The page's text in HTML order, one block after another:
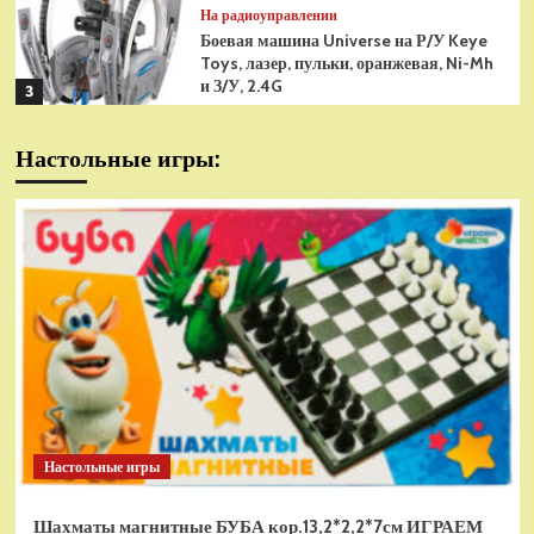
3
На радиоуправлении
Боевая машина Universe на Р/У Keye
Toys, лазер, пульки, оранжевая, Ni-Mh
и З/У, 2.4G
Радиоуправляемая модель
(HN1586)
На радиоуправлении
Р/У танк Taigen 1/16
Panzerkampfwagen III (Германия) HC
(для ИК танкового боя) V3 2.4G RTR,
TG3848-1HC-IR3.0
1
На радиоуправлении
Радиоуправляемый танк Torro
Sturmtiger Panzer 1к16
(TR1111700300)
Настольные игры:
Настольные игры
Шахматы магнитные БУБА кор.13,2*2,2*7см ИГРАЕМ